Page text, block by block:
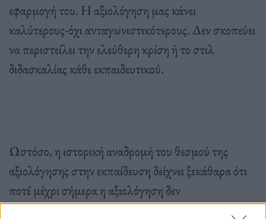
εφαρµογή του. Η αξιολόγηση μας κάνει
καλύτερους-όχι ανταγωνιστικότερους. Δεν σκοπεύει
να περιστείλει την ελεύθερη κρίση ή το στιλ
διδασκαλίας κάθε εκπαιδευτικού.
Ωστόσο, η ιστορική αναδροµή του θεσµού της
αξιολόγησης στην εκπαίδευση δείχνει ξεκάθαρα ότι
ποτέ μέχρι σήμερα η αξιολόγηση δεν
χρησιµοποιήθηκε για να βελτιωθεί το σχολείο, αν